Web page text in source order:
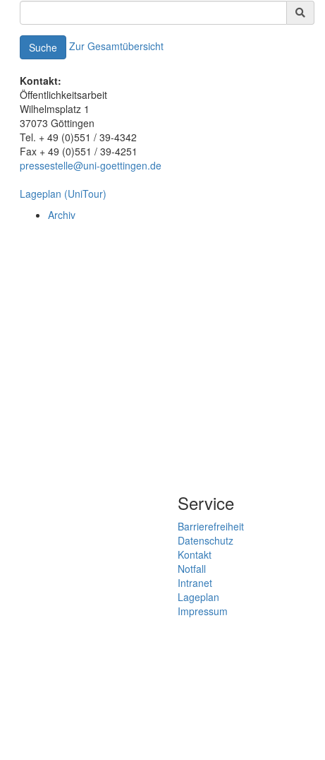
Suche Zur Gesamtübersicht
Kontakt:
Öffentlichkeitsarbeit
Wilhelmsplatz 1
37073 Göttingen
Tel. + 49 (0)551 / 39-4342
Fax + 49 (0)551 / 39-4251
pressestelle@uni-goettingen.de
Lageplan (UniTour)
Archiv
Service
Barrierefreiheit
Datenschutz
Kontakt
Notfall
Intranet
Lageplan
Impressum